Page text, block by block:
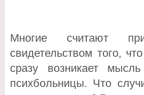
Многие считают
свидетельством того,
сразу возникает
психбольницы. Что